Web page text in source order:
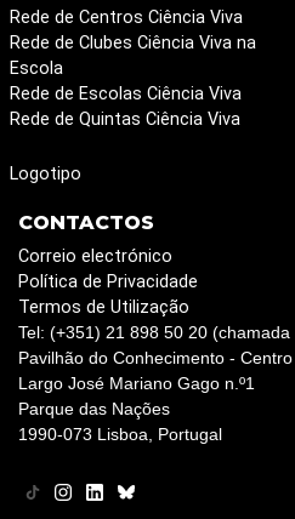
Rede de Centros Ciência Viva
Rede de Clubes Ciência Viva na
Escola
Rede de Escolas Ciência Viva
Rede de Quintas Ciência Viva
Logotipo
CONTACTOS
Correio electrónico
Política de Privacidade
Termos de Utilização
Tel: (+351) 21 898 50 20
Pavilhão do Conhecimento -
Largo José Mariano Gago n.º1
Parque das Nações
1990-073 Lisboa, Portugal